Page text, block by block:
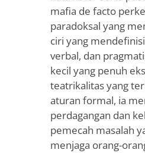
mafia de facto
paradoksal yang
ciri yang
verbal, dan
kecil yang penuh
teatrikalitas yang
aturan formal, ia
perdagangan dan
pemecah masalah
menjaga orang-